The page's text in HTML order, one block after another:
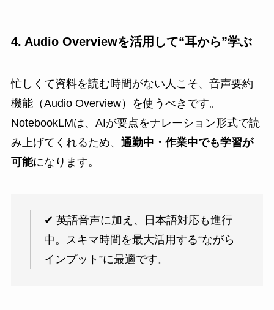
4. Audio Overviewを活用して“耳から”学ぶ
忙しくて資料を読む時間がない人こそ、音声要約
機能（Audio Overview）を使うべきです。
NotebookLMは、AIが要点をナレーション形式で読
み上げてくれるため、 通勤中・作業中でも学習が
可能になります。
✔ 英語音声に加え、日本語対応も進行
中。スキマ時間を最大活用する“ながら
インプット”に最適です。